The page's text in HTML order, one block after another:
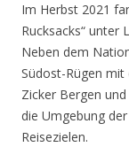
Im Herbst 2021
Rucksacks“ unter
Neben dem
Südost-Rügen mit
Zicker Bergen
die Umgebung
Reisezielen.